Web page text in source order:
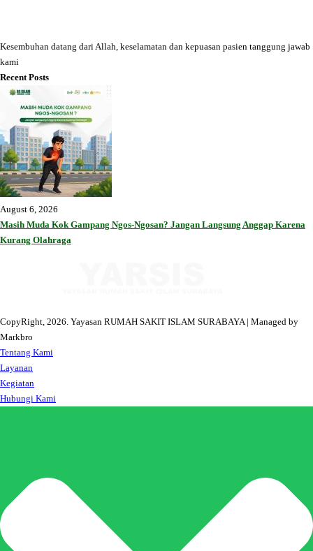
Kesembuhan datang dari Allah, keselamatan dan kepuasan pasien tanggung jawab
kami
Recent Posts
August 6, 2026
Masih Muda Kok Gampang Ngos-Ngosan? Jangan Langsung Anggap Karena
Kurang Olahraga
CopyRight, 2026. Yayasan RUMAH SAKIT ISLAM SURABAYA | Managed by
Markbro
Tentang Kami
Layanan
Kegiatan
Hubungi Kami